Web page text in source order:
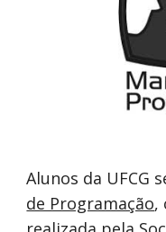
Alunos da UFCG
de Programação,